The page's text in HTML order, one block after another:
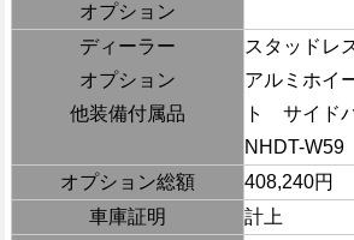
オプション
ディーラー
オプション
他装備付属品
スタッドレ
アルミホイ
ト サイド
NHDT-W59
オプション総額
408,240円
車庫証明
計上